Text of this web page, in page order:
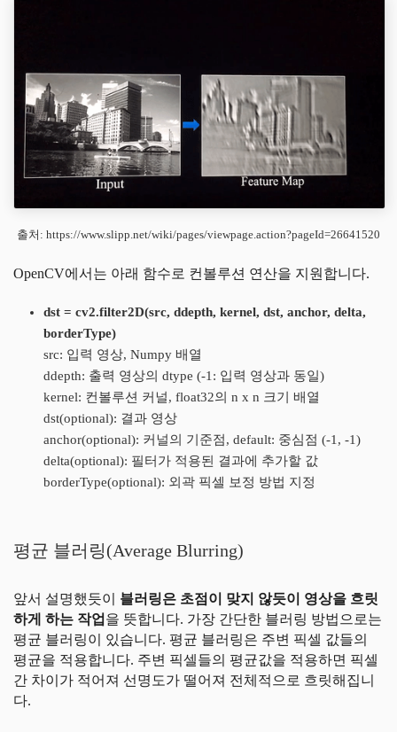
출처: https://www.slipp.net/wiki/pages/viewpage.action?pageId=26641520
OpenCV에서는 아래 함수로 컨볼루션 연산을 지원합니다.
dst = cv2.filter2D(src, ddepth, kernel, dst, anchor, delta,
borderType)
src: 입력 영상, Numpy 배열
ddepth: 출력 영상의 dtype (-1: 입력 영상과 동일)
kernel: 컨볼루션 커널, float32의 n x n 크기 배열
dst(optional): 결과 영상
anchor(optional): 커널의 기준점, default: 중심점 (-1, -1)
delta(optional): 필터가 적용된 결과에 추가할 값
borderType(optional): 외곽 픽셀 보정 방법 지정
평균 블러링(Average Blurring)
앞서 설명했듯이 블러링은 초점이 맞지 않듯이 영상을 흐릿
하게 하는 작업 을 뜻합니다. 가장 간단한 블러링 방법으로는
평균 블러링이 있습니다. 평균 블러링은 주변 픽셀 값들의
평균을 적용합니다. 주변 픽셀들의 평균값을 적용하면 픽셀
간 차이가 적어져 선명도가 떨어져 전체적으로 흐릿해집니
다.